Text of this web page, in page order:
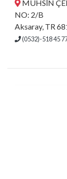
MUHSİN
NO: 2/B
Aksaray, TR
(0532)-518 45